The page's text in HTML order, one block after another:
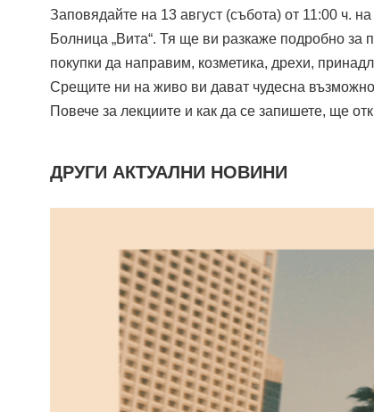
Заповядайте на 13 август (събота) от 11:00 ч.
Болница „Вита“. Тя ще ви разкаже подробно за
покупки да направим, козметика, дрехи,
Срещите ни на живо ви дават чудесна
Повече за лекциите и как да се запишете, ще
ДРУГИ АКТУАЛНИ НОВИНИ